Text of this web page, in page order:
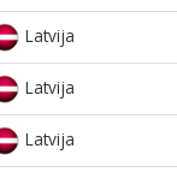
Latvija
Latvija
Latvija